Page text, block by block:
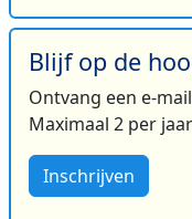
Blijf op de
Ontvang een e-
Maximaal 2 per
Inschrijven